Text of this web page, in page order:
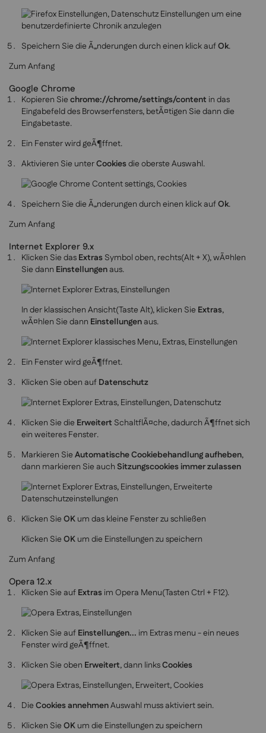
Speichern Sie die Ã„nderungen durch einen klick aufOk.
Zum Anfang
Google Chrome
Kopieren Sie chrome://chrome/settings/content in das
Eingabefeld des Browserfensters, betÃ¤tigen Sie dann die
Eingabetaste.
Ein Fenster wird geÃ¶ffnet.
Aktivieren Sie unterCookiesdie oberste Auswahl.
Speichern Sie die Ã„nderungen durch einen klick aufOk.
Zum Anfang
Internet Explorer 9.x
Klicken Sie das ExtrasSymbol oben, rechts(Alt + X), wÃ¤hlen
Sie dann Einstellungenaus.
In der klassischen Ansicht(Taste Alt), klicken Sie Extras,
wÃ¤hlen Sie dann Einstellungenaus.
Ein Fenster wird geÃ¶ffnet.
Klicken Sie oben auf Datenschutz
Klicken Sie die Erweitert SchaltflÃ¤che, dadurch Ã¶ffnet sich
ein weiteres Fenster.
Markieren Sie Automatische Cookiebehandlung aufheben,
dann markieren Sie auch Sitzungscookies immer zulassen
Klicken Sie OK um das kleine Fenster zu schließen
Klicken Sie OK um die Einstellungen zu speichern
Zum Anfang
Opera 12.x
Klicken Sie auf Extras im Opera Menu(Tasten Ctrl + F12).
Klicken Sie auf Einstellungen... im Extras menu - ein neues
Fenster wird geÃ¶ffnet.
Klicken Sie oben Erweitert, dann linksCookies
Die Cookies annehmenAuswahl muss aktiviert sein.
Klicken Sie OK um die Einstellungen zu speichern